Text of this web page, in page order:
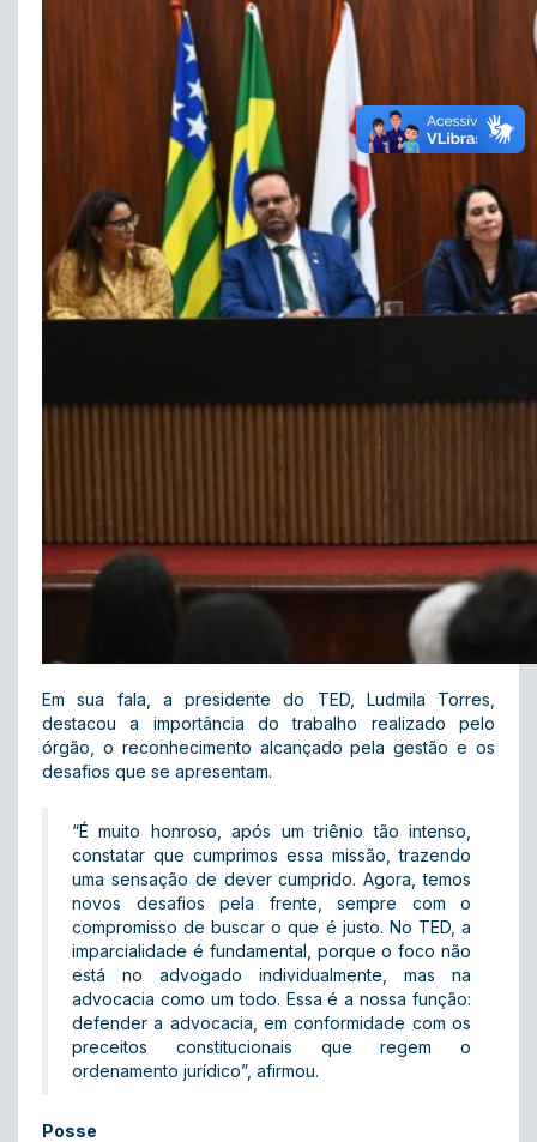
Em sua fala, a presidente do TED, Ludmila Torres,
destacou a importância do trabalho realizado pelo
órgão, o reconhecimento alcançado pela gestão e os
desafios que se apresentam.
“É muito honroso, após um triênio tão intenso,
constatar que cumprimos essa missão, trazendo
uma sensação de dever cumprido. Agora, temos
novos desafios pela frente, sempre com o
compromisso de buscar o que é justo. No TED, a
imparcialidade é fundamental, porque o foco não
está no advogado individualmente, mas na
advocacia como um todo. Essa é a nossa função:
defender a advocacia, em conformidade com os
preceitos constitucionais que regem o
ordenamento jurídico”, afirmou.
Posse